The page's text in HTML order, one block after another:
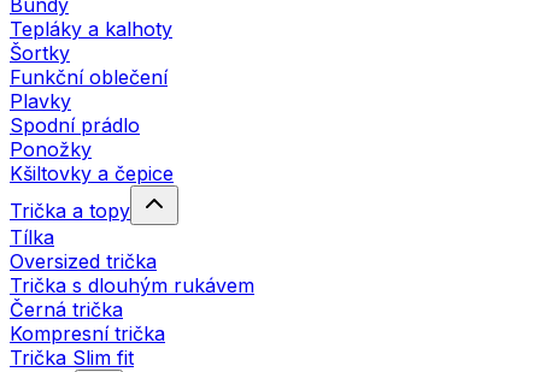
Bundy
Tepláky a kalhoty
Šortky
Funkční oblečení
Plavky
Spodní prádlo
Ponožky
Kšiltovky a čepice
Trička a topy
Tílka
Oversized trička
Trička s dlouhým rukávem
Černá trička
Kompresní trička
Trička Slim fit